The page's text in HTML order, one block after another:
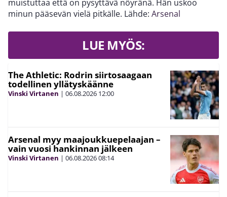
muistuttaa että on pysyttävä nöyränä. Hän uskoo
minun pääsevän vielä pitkälle. Lähde: Arsenal
LUE MYÖS:
The Athletic: Rodrin siirtosaagaan
todellinen yllätyskäänne
Vinski Virtanen | 06.08.2026 12:00
Arsenal myy maajoukkuepelaajan –
vain vuosi hankinnan jälkeen
Vinski Virtanen | 06.08.202608:14